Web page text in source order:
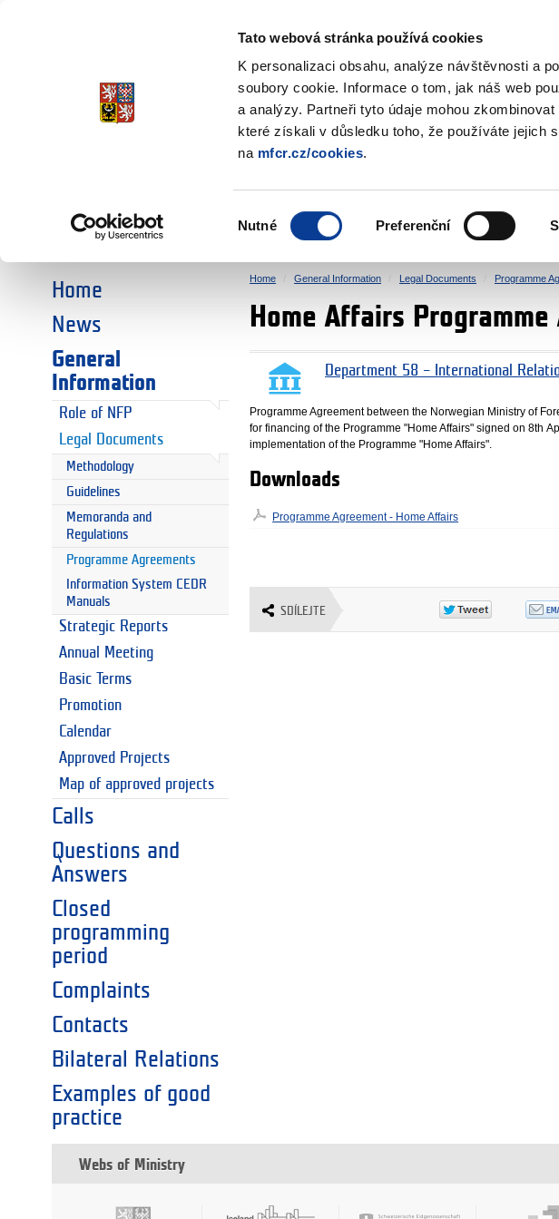
Tato webová stránka používá cookies
K personalizaci obsahu, analýze návštěvnosti a
soubory cookie. Informace o tom, jak náš web
a analýzy. Partneři tyto údaje mohou
které získali v důsledku toho, že používáte jejich
na mfcr.cz/cookies.
souhlasu
Nutné Preferenční
EEA and Norway Grants
CHOOSE AN AREA:
SOCIAL DIALOGUE ENVIRONMENT HUMAN RIGHTS
Home
News
General
Information
Role of NFP
Legal Documents
Methodology
Guidelines
Memoranda and
Regulations
Programme Agreements
Information System CEDR
Manuals
Strategic Reports
Annual Meeting
Basic Terms
Promotion
Calendar
Approved Projects
Map of approved projects
Calls
Questions and
Answers
Closed
programming
period
Complaints
Contacts
Bilateral Relations
Examples of good
practice
Home General Information Legal Documents Programme
Home Affairs
Department 58 – International
Programme Agreement between the Norwegian Ministry of
for financing of the Programme "Home Affairs" signed on 8th
implementation of the Programme "Home Affairs".
Downloads
Programme Agreement - Home Affairs
SDÍLEJTE
Webs of Ministry